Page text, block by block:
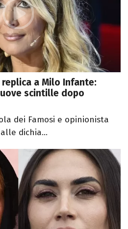
a Milo Infante:
scintille dopo
dei Famosi e opinionista
dichia...